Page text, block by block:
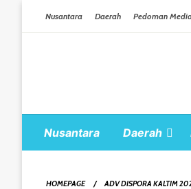
Nusantara Daerah Pedoman
Nusantara Daerah
HOMEPAGE ADV DISPORA KALTIM